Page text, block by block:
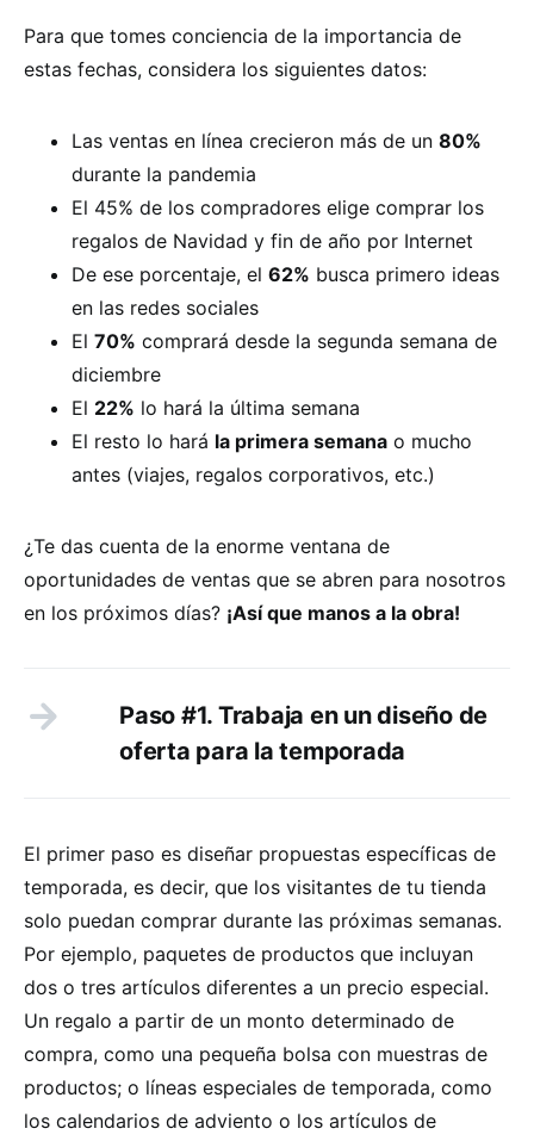
Para que tomes conciencia de la importancia de
estas fechas, considera los siguientes datos:
Las ventas en línea crecieron más de un 80%
durante la pandemia
El 45% de los compradores elige comprar los
regalos de Navidad y fin de año por Internet
De ese porcentaje, el 62% busca primero ideas
en las redes sociales
El 70% comprará desde la segunda semana de
diciembre
El 22% lo hará la última semana
El resto lo hará la primera semana o mucho
antes (viajes, regalos corporativos, etc.)
¿Te das cuenta de la enorme ventana de
oportunidades de ventas que se abren para nosotros
en los próximos días? ¡Así que manos a la obra!
Paso #1. Trabaja en un diseño de
oferta para la temporada
El primer paso es diseñar propuestas específicas de
temporada, es decir, que los visitantes de tu tienda
solo puedan comprar durante las próximas semanas.
Por ejemplo, paquetes de productos que incluyan
dos o tres artículos diferentes a un precio especial.
Un regalo a partir de un monto determinado de
compra, como una pequeña bolsa con muestras de
productos; o líneas especiales de temporada, como
los calendarios de adviento o los artículos de